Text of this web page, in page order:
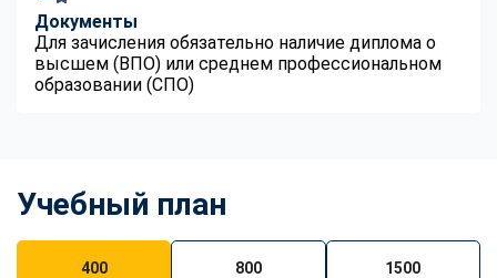
Документы
Для зачисления обязательно наличие диплома о
высшем (ВПО) или среднем профессиональном
образовании (СПО)
Учебный план
400 800 1500